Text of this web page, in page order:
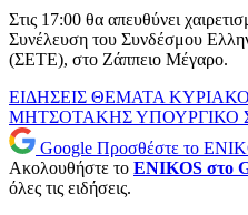
Στις 17:00 θα απευθύνει
Συνέλευση του Συνδέσμου
(ΣΕΤΕ), στο Ζάππειο Μέγαρο.
ΕΙΔΗΣΕΙΣ ΘΕΜΑΤΑ
ΜΗΤΣΟΤΑΚΗΣΥΠΟΥΡΓΙΚΟ
Google Προσθέστε το
Ακολουθήστε το ENIKOS στο
όλες τις ειδήσεις.